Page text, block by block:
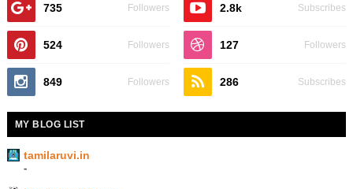
735 Followers 2.8k Subscribes
524 Followers 127 Followers
849 Followers 286 Subscribes
MY BLOG LIST
tamilaruvi.in
-